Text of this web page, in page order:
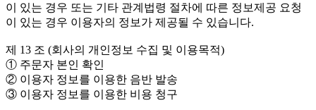
이 있는 경우 또는 기타 관계법령 절차에 따른 정보제공 요청
이 있는 경우 이용자의 정보가 제공될 수 있습니다.
제 13 조 (회사의 개인정보 수집 및 이용목적)
① 주문자 본인 확인
② 이용자 정보를 이용한 음반 발송
③ 이용자 정보를 이용한 비용 청구